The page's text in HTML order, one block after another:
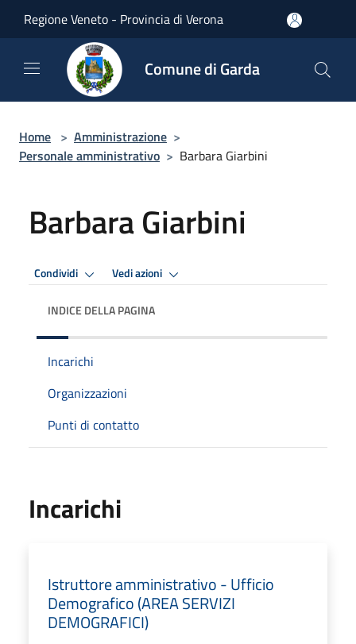
Regione Veneto - Provincia di Verona
Comune di Garda
Home > Amministrazione >
Personale amministrativo > Barbara Giarbini
Barbara Giarbini
Condividi Vedi azioni
INDICE DELLA PAGINA
Incarichi
Organizzazioni
Punti di contatto
Incarichi
Istruttore amministrativo - Ufficio
Demografico (AREA SERVIZI
DEMOGRAFICI)